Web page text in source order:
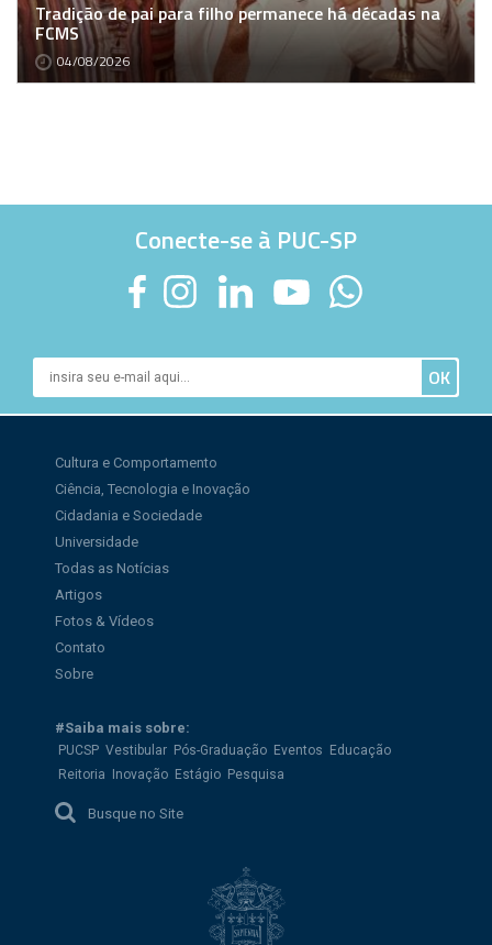
Tradição de pai para filho permanece há décadas na
FCMS
04/08/2026
Conecte-se à PUC-SP
Cultura e Comportamento
Ciência, Tecnologia e Inovação
Cidadania e Sociedade
Universidade
Todas as Notícias
Artigos
Fotos & Vídeos
Contato
Sobre
#Saiba mais sobre:
PUCSP Vestibular Pós-Graduação Eventos
Educação
Reitoria
Inovação Estágio Pesquisa
Busque no Site